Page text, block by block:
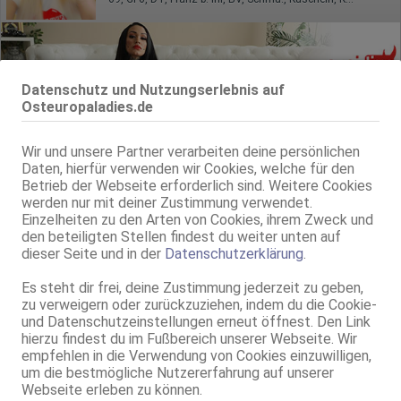
Datenschutz und Nutzungserlebnis auf
Osteuropaladies.de
Wir und unsere Partner verarbeiten deine persönlichen
Daten, hierfür verwenden wir Cookies, welche für den
Betrieb der Webseite erforderlich sind. Weitere Cookies
werden nur mit deiner Zustimmung verwendet.
Einzelheiten zu den Arten von Cookies, ihrem Zweck und
den beteiligten Stellen findest du weiter unten auf
dieser Seite und in der Datenschutzerklärung
Es steht dir frei, deine Zustimmung jederzeit zu geben,
zu verweigern oder zurückzuziehen, indem du die Cookie-
und Datenschutzeinstellungen erneut öffnest. Den Link
hierzu findest du im Fußbereich unserer Webseite. Wir
empfehlen in die Verwendung von Cookies einzuwilligen,
um die bestmögliche Nutzererfahrung auf unserer
Webseite erleben zu können.
Schweinfurt
Geile Sarah UD & NS- Nur bis Freitag vor Ort!
28 Jahre, 75B, KF 34/36, 1.72m, total rasiert, osteuropäisch
NICKI! KEIN WHATS-APP
42 Jahre, 75E(DD), KF 34/36, 1.65m, 59 kg, total rasiert, osteuropäisch
69, GF6, Franz b. Ihr, BV, Schmu., Kuscheln, Körperküs., DSa
Schweinfurt
Lada! KEIN WHATS-APP